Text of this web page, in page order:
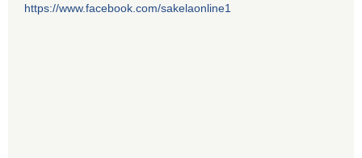
https://www.facebook.com/sakelaonline1